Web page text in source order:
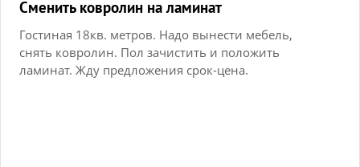
Сменить ковролин на ламинат
Гостиная 18кв. метров. Надо вынести мебель,
снять ковролин. Пол зачистить и положить
ламинат. Жду предложения срок-цена.